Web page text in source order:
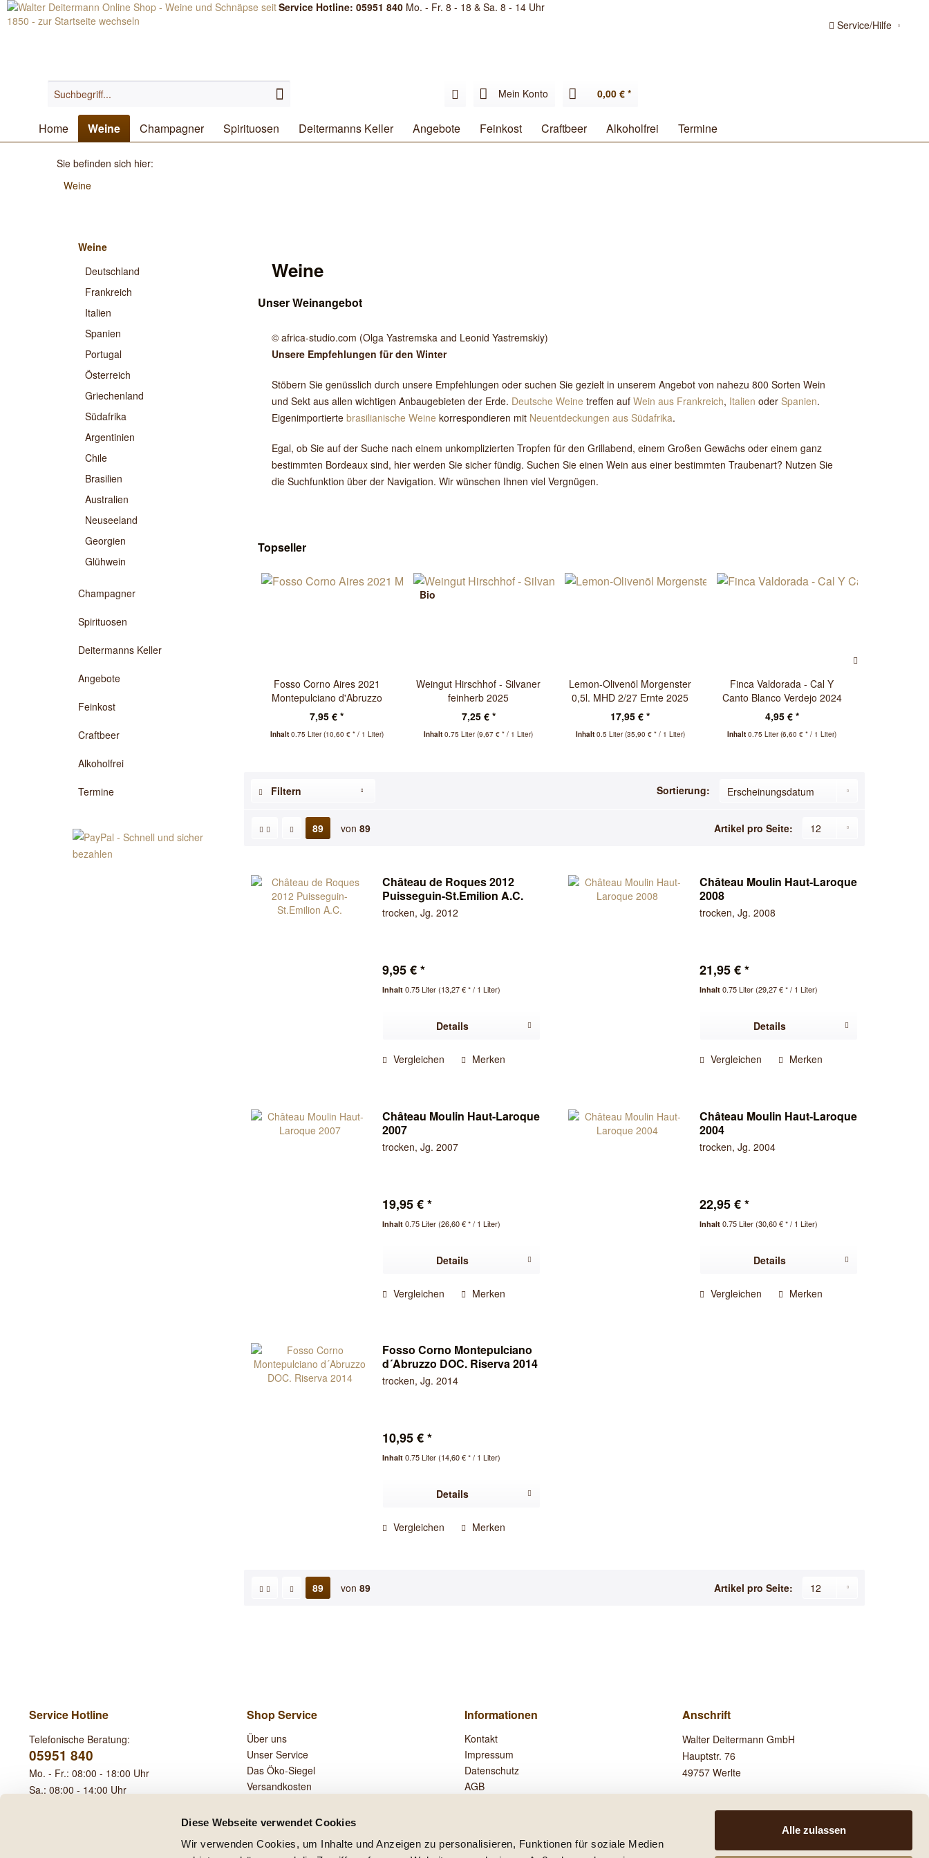
Diese Webseite verwendet Cookies
Wir verwenden Cookies, um Inhalte und Anzeigen zu personalisieren, Funktionen für soziale Medien
Alle zulassen
Service Hotline: 05951 840 Mo. - Fr. 8 - 18 & Sa. 8 - 14 Uhr
Service/Hilfe
Mein Konto 0,00 € *
Home Weine Champagner Spirituosen Deitermanns Keller Angebote Feinkost Craftbeer Alkoholfrei Termine
Sie befinden sich hier:
Weine
Weine
Deutschland
Frankreich
Italien
Spanien
Portugal
Österreich
Griechenland
Südafrika
Argentinien
Chile
Brasilien
Australien
Neuseeland
Georgien
Glühwein
Champagner
Spirituosen
Deitermanns Keller
Angebote
Feinkost
Craftbeer
Alkoholfrei
Termine
Weine
Unser Weinangebot
© africa-studio.com (Olga Yastremska and Leonid Yastremskiy)
Unsere Empfehlungen für den Winter
Stöbern Sie genüsslich durch unsere Empfehlungen oder suchen Sie gezielt in unserem Angebot von nahezu 800 Sorten Wein
und Sekt aus allen wichtigen Anbaugebieten der Erde. Deutsche Weine treffen auf Wein aus Frankreich, Italien oder Spanien.
Eigenimportierte brasilianische Weine korrespondieren mit Neuentdeckungen aus Südafrika.
Egal, ob Sie auf der Suche nach einem unkomplizierten Tropfen für den Grillabend, einem Großen Gewächs oder einem ganz
bestimmten Bordeaux sind, hier werden Sie sicher fündig. Suchen Sie einen Wein aus einer bestimmten Traubenart? Nutzen Sie
die Suchfunktion über der Navigation. Wir wünschen Ihnen viel Vergnügen.
Topseller
Fosso Corno Aires 2021
Montepulciano d'Abruzzo
DOC.
7,95 € *
Inhalt 0.75 Liter(10,60 € * / 1 Liter)
Bio
Weingut Hirschhof - Silvaner
feinherb 2025
7,25 € *
Inhalt0.75 Liter(9,67 € * / 1 Liter)
Lemon-Olivenöl Morgenster
0,5l. MHD 2/27 Ernte 2025
17,95 € *
Inhalt 0.5 Liter(35,90 € * / 1 Liter)
Finca Valdorada - Cal Y
Canto Blanco Verdejo 2024
4,95 € *
Inhalt0.75 Liter(6,60 € * / 1 Liter)
Filtern Sortierung:
89 von 89 Artikel pro Seite:
Château de Roques 2012
Puisseguin-St.Emilion A.C.
trocken, Jg. 2012
9,95 € *
Inhalt0.75 Liter(13,27 € * / 1 Liter)
Details
Vergleichen Merken
Château Moulin Haut-Laroque
2008
trocken, Jg. 2008
21,95 € *
Inhalt0.75 Liter(29,27 € * / 1 Liter)
Details
Vergleichen Merken
Château Moulin Haut-Laroque
2007
trocken, Jg. 2007
19,95 € *
Inhalt0.75 Liter(26,60 € * / 1 Liter)
Details
Vergleichen Merken
Château Moulin Haut-Laroque
2004
trocken, Jg. 2004
22,95 € *
Inhalt0.75 Liter(30,60 € * / 1 Liter)
Details
Vergleichen Merken
Fosso Corno Montepulciano
d´Abruzzo DOC. Riserva 2014
trocken, Jg. 2014
10,95 € *
Inhalt0.75 Liter(14,60 € * / 1 Liter)
Details
Vergleichen Merken
89 von 89 Artikel pro Seite:
Service Hotline
Telefonische Beratung:
05951 840
Mo. - Fr.: 08:00 - 18:00 Uhr
Sa.: 08:00 - 14:00 Uhr
Shop Service
Über uns
Unser Service
Das Öko-Siegel
Versandkosten
Informationen
Kontakt
Impressum
Datenschutz
AGB
Vertrag widerrufen
Anschrift
Walter Deitermann GmbH
Hauptstr. 76
49757 Werlte